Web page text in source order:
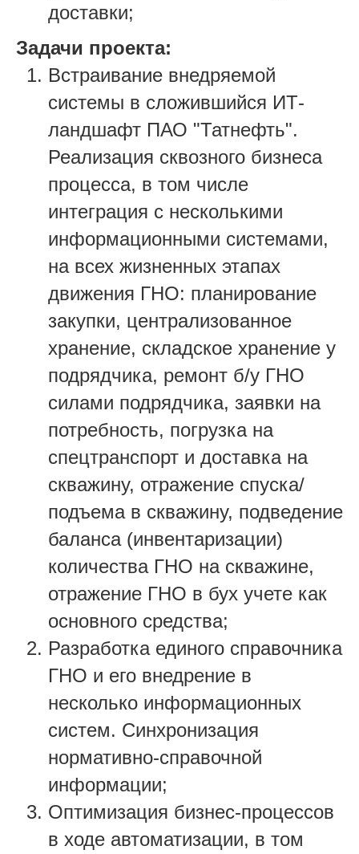
доставки;
Задачи проекта:
Встраивание внедряемой
системы в сложившийся ИТ-
ландшафт ПАО "Татнефть".
Реализация сквозного бизнеса
процесса, в том числе
интеграция с несколькими
информационными системами,
на всех жизненных этапах
движения ГНО: планирование
закупки, централизованное
хранение, складское хранение у
подрядчика, ремонт б/у ГНО
силами подрядчика, заявки на
потребность, погрузка на
спецтранспорт и доставка на
скважину, отражение спуска/
подъема в скважину, подведение
баланса (инвентаризации)
количества ГНО на скважине,
отражение ГНО в бух учете как
основного средства;
Разработка единого справочника
ГНО и его внедрение в
несколько информационных
систем. Синхронизация
нормативно-справочной
информации;
Оптимизация бизнес-процессов
в ходе автоматизации, в том